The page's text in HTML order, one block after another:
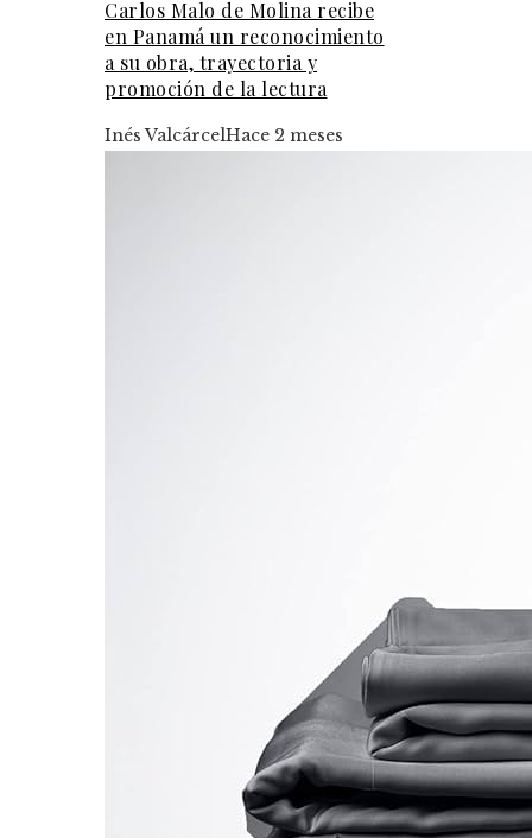
Carlos Malo de Molina recibe
en Panamá un reconocimiento
a su obra, trayectoria y
promoción de la lectura
Inés ValcárcelHace 2 meses